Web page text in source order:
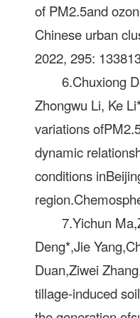
of PM2.5and
Chinese urban
2022, 295:
6.Chuxiong
Zhongwu Li, Ke
variations
dynamic
conditions
7.Yichun
Deng*,Jie
Duan,Ziwei
tillage-induced